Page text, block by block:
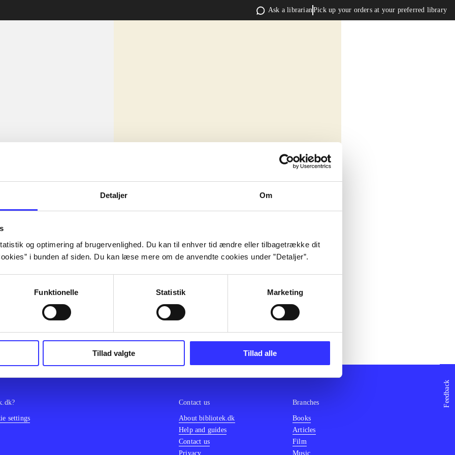
Detaljer Om
og optimering af brugervenlighed. Du kan til enhver tid ændre eller tilbagetrække dit
i bunden af siden. Du kan læse mere om de anvendte cookies under ”Detaljer”.
Funktionelle Statistik Marketing
Tillad valgte Tillad alle
Ask a librarianPick up your orders at your preferred library
sit amet ...
sit amet ...
sit amet ...
sit amet ...
sit amet ...
sit amet ...
Feedback
settings
Contact us
About bibliotek.dk
Help and guides
Contact us
Privacy
Branches
Books
Articles
Film
Music